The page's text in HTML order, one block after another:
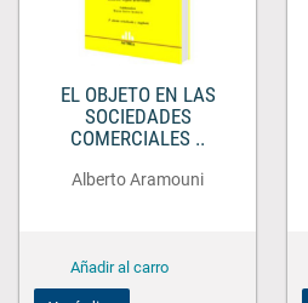
EL OBJETO EN LAS
SOCIEDADES
COMERCIALES ..
Alberto Aramouni